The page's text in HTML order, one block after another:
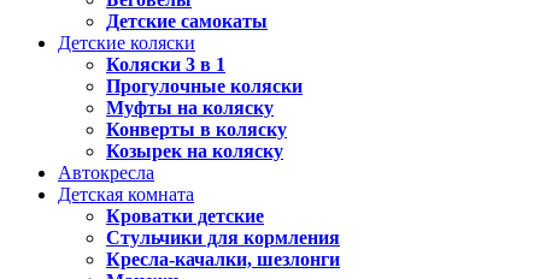
Детские самокаты
Детские коляски
Коляски 3 в 1
Прогулочные коляски
Муфты на коляску
Конверты в коляску
Козырек на коляску
Автокресла
Детская комната
Кроватки детские
Стульчики для кормления
Кресла-качалки, шезлонги